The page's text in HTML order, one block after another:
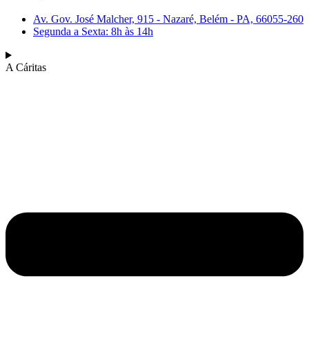
Av. Gov. José Malcher, 915 - Nazaré, Belém - PA, 66055-260
Segunda a Sexta: 8h às 14h
A Cáritas